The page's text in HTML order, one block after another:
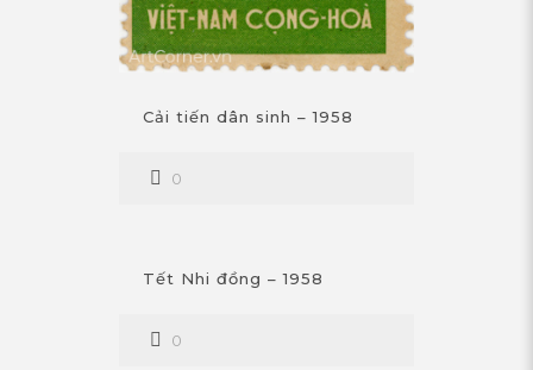
Cải tiến dân sinh – 1958
0
Tết Nhi đồng – 1958
0